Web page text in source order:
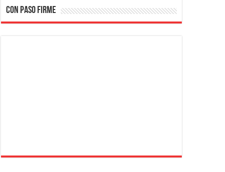
CON PASO FIRME